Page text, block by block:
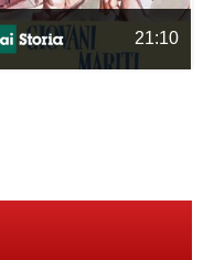
21:10